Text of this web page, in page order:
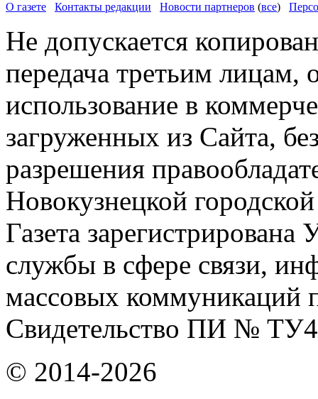
О газете Контакты редакции Новости партнеров (все)
Не допускается
передача третьим лицам,
использование в
загруженных из Сайта,
разрешения
Новокузнецкой
Газета
службы в сфере связи,
массовых коммуникаций
Свидетельство ПИ №
© 2014-2026